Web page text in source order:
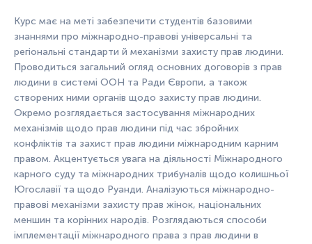
Курс має на меті забезпечити студентів базовими
знаннями про міжнародно-правові універсальні та
регіональні стандарти й механізми захисту прав людини.
Проводиться загальний огляд основних договорів з прав
людини в системі ООН та Ради Європи, а також
створених ними органів щодо захисту прав людини.
Окремо розглядається застосування міжнародних
механізмів щодо прав людини під час збройних
конфліктів та захист прав людини міжнародним карним
правом. Акцентується увага на діяльності Міжнародного
карного суду та міжнародних трибуналів щодо колишньої
Югославії та щодо Руанди. Аналізуються міжнародно-
правові механізми захисту прав жінок, національних
меншин та корінних народів. Розглядаються способи
імплементації міжнародного права з прав людини в